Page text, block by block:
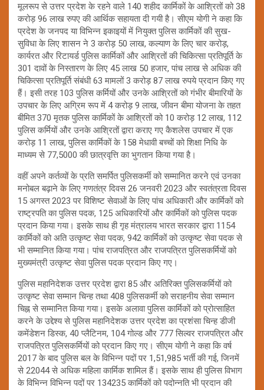
मूलरूप से उत्तर प्रदेश के रहने वाले 140 शहीद कार्मिकों के आश्रितों को 38
करोड़ 96 लाख रुपए की आर्थिक सहायता दी गयी है। सीएम योगी ने कहा कि
प्रदेश के जनपद या विभिन्न इकाइयों में नियुक्त पुलिस कार्मिकों की सुख-
सुविधा के लिए शासन ने 3 करोड़ 50 लाख, कल्याण के लिए चार करोड़,
कार्यरत और रिटायर्ड पुलिस कार्मिकों और आश्रितों की चिकित्सा प्रतिपूर्ति के
301 दावों के निस्तारण के लिए 45 लाख 50 हजार, पांच लाख से अधिक की
चिकित्सा प्रतिपूर्ति संबंधी 63 मामलों 3 करोड़ 87 लाख रुपये प्रदान किए गए
हैं। इसी तरह 103 पुलिस कर्मियों और उनके आश्रितों को गंभीर बीमारियों के
उपचार के लिए अग्रिम रूप में 4 करोड़ 9 लाख, जीवन बीमा योजना के तहत
बीमित 370 मृतक पुलिस कार्मिकों के आश्रितों को 10 करोड़ 12 लाख, 112
पुलिस कर्मियों और उनके आश्रितों द्वारा कराए गए कैशलेस उपचार में एक
करोड़ 11 लाख, पुलिस कार्मिकों के 158 मेधावी बच्चों को शिक्षा निधि के
माध्यम से 77,5000 की छात्रवृत्ति का भुगतान किया गया है।
वहीं अपने कर्तव्यों के प्रति समर्पित पुलिसकर्मी को सम्मानित करने एवं उनका
मनोबल बढ़ाने के लिए गणतंत्र दिवस 26 जनवरी 2023 और स्वतंत्रता दिवस
15 अगस्त 2023 पर विशिष्ट सेवाओं के लिए पांच अधिकारी और कार्मिकों को
राष्ट्रपति का पुलिस पदक, 125 अधिकारियों और कार्मिकों को पुलिस पदक
प्रदान किया गया। इसके साथ ही गृह मंत्रालय भारत सरकार द्वारा 1154
कार्मिकों को अति उत्कृष्ट सेवा पदक, 942 कार्मिकों को उत्कृष्ट सेवा पदक से
भी सम्मानित किया गया। पांच राजपत्रित और राजपत्रित पुलिसकर्मियों को
मुख्यमंत्री उत्कृष्ट सेवा पुलिस पदक प्रदान किए गए।
पुलिस महानिदेशक उत्तर प्रदेश द्वारा 85 और अतिरिक्त पुलिसकर्मियों को
उत्कृष्ट सेवा सम्मान चिन्ह तथा 408 पुलिसकर्मी को सराहनीय सेवा सम्मान
चिह्न से सम्मानित किया गया। इसके अलावा पुलिस कार्मिकों को प्रोत्साहित
करने के उद्देश्य से पुलिस महानिदेशक उत्तर प्रदेश का प्रशंसा चिन्ह डीजी
कमेंडेशन डिस्क, 40 प्लैटिनम, 104 गोल्ड और 777 सिल्वर राजपत्रित और
राजपत्रित पुलिसकर्मियों को प्रदान किए गए। सीएम योगी ने कहा कि वर्ष
2017 के बाद पुलिस बल के विभिन्न पदों पर 1,51,985 भर्ती की गई, जिनमें
से 22044 से अधिक महिला कार्मिक शामिल हैं। इसके साथ ही पुलिस विभाग
के विभिन्न विभिन्न पदों पर 134235 कार्मिकों को पदोन्नति भी प्रदान की